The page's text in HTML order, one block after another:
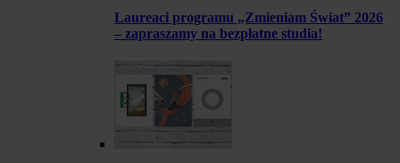
Laureaci programu „Zmieniam Świat” 2026
– zapraszamy na bezpłatne studia!